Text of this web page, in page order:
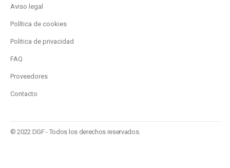
Aviso legal
Política de cookies
Politica de privacidad
FAQ
Proveedores
Contacto
© 2022 DGF - Todos los derechos reservados.